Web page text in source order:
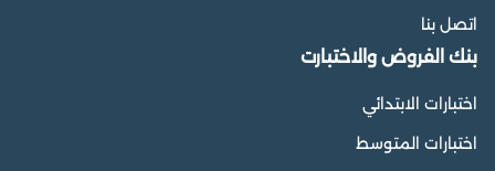
اتصل بنا
بنك الفروض والاختبارت
اختبارات الابتدائي
اختبارات المتوسط